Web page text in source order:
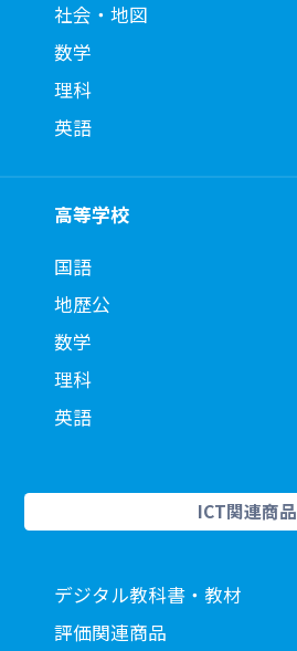
社会・地図
数学
理科
英語
高等学校
国語
地歴公
数学
理科
英語
ICT関連商品
デジタル教科書・教材
評価関連商品